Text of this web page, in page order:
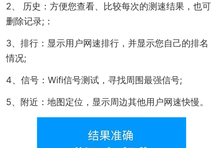
2、 历史：方便您查看、比较每次的测速结果，也可
删除记录;：
3、排行：显示用户网速排行，并显示您自己的排名
情况;
4、信号：Wifi信号测试，寻找周围最强信号;
5、附近：地图定位，显示周边其他用户网速快慢。